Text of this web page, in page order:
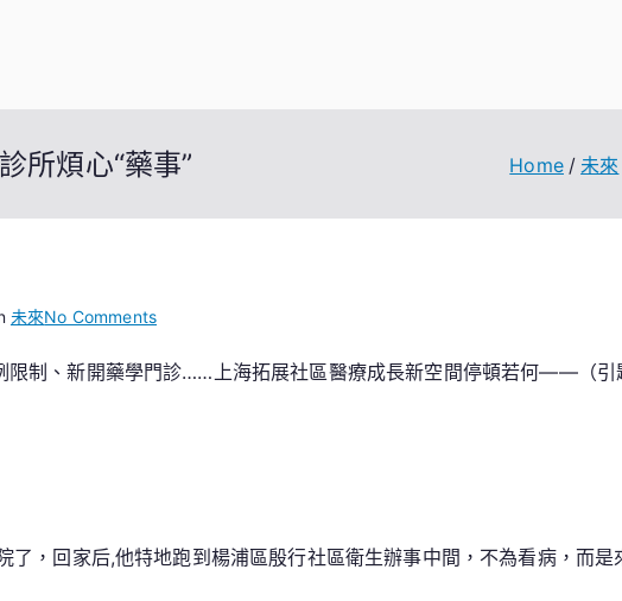
所煩心“藥事” Home 未來
未來No Commentson
區
解
限制、新開藥學門診……上海拓展社區醫療成長新空間停頓若何——（引
，回家后,他特地跑到楊浦區殷行社區衛生辦事中間，不為看病，而是